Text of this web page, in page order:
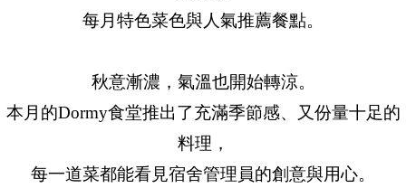
每月特色菜色與人氣推薦餐點。
秋意漸濃，氣溫也開始轉涼。
本月的Dormy食堂推出了充滿季節感、又份量十足的
料理，
每一道菜都能看見宿舍管理員的創意與用心。